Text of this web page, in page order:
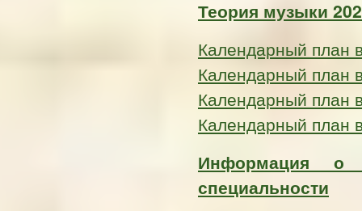
Теория музыки
Календарный план
Календарный план
Календарный план
Календарный план
Информация о
специальности